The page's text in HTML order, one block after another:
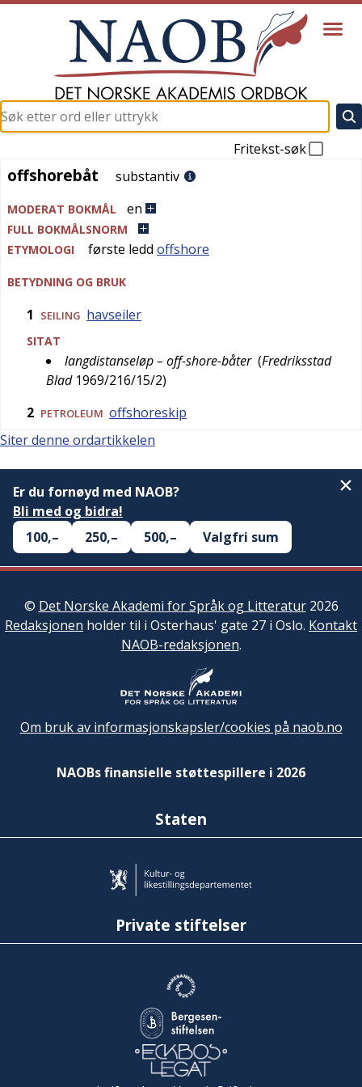
Fritekst-søk
offshorebåt
offshorebåt substantiv
MODERAT BOKMÅL en
FULL BOKMÅLSNORM
ETYMOLOGI
første ledd offshore
BETYDNING OG BRUK
1 SEILING havseiler
SITAT
langdistanseløp – off-shore-båter (Fredriksstad
Blad 1969/216/15/2)
2 PETROLEUM offshoreskip
Siter denne ordartikkelen
Er du fornøyd med NAOB?
Bli med og bidra!
100,–
250,– 500,– Valgfri sum
© Det Norske Akademi for Språk og Litteratur2026
Redaksjonen holder til i Osterhaus' gate 27 i Oslo. Kontakt
NAOB-redaksjonen.
Om bruk av informasjonskapsler/cookies på naob.no
NAOBs finansielle støttespillere i 2026
Staten
Private stiftelser